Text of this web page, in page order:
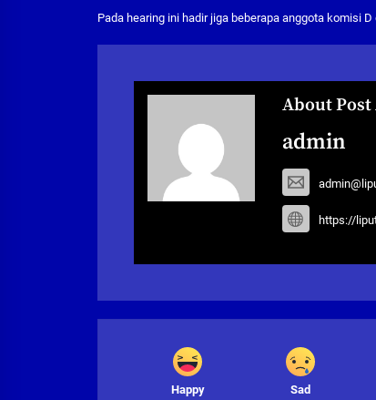
Pada hearing ini hadir jiga beberapa anggota komisi
About
admin
https://
Happy Sad